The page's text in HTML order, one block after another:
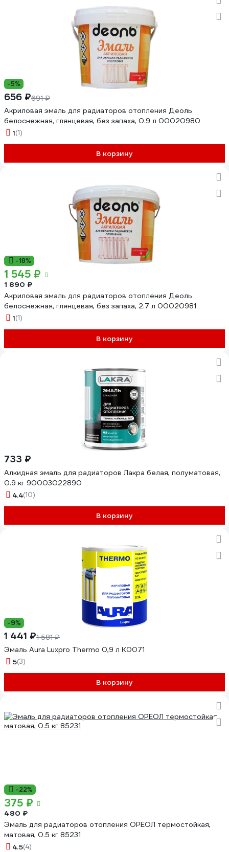
-5%
656 ₽691 ₽
Акриловая эмаль для радиаторов отопления Деоль
белоснежная, глянцевая, без запаха, 0.9 л 00020980
1(1)
В корзину
-18%
1 545 ₽
1 890 ₽
Акриловая эмаль для радиаторов отопления Деоль
белоснежная, глянцевая, без запаха, 2.7 л 00020981
1(1)
В корзину
733 ₽
Алкидная эмаль для радиаторов Лакра белая, полуматовая,
0.9 кг 90003022890
4.4(10)
В корзину
-9%
1 441 ₽1 581 ₽
Эмаль Aura Luxpro Thermo 0,9 л K0071
5(3)
В корзину
-22%
375 ₽
480 ₽
Эмаль для радиаторов отопления ОРЕОЛ термостойкая,
матовая, 0.5 кг 85231
4.5(4)